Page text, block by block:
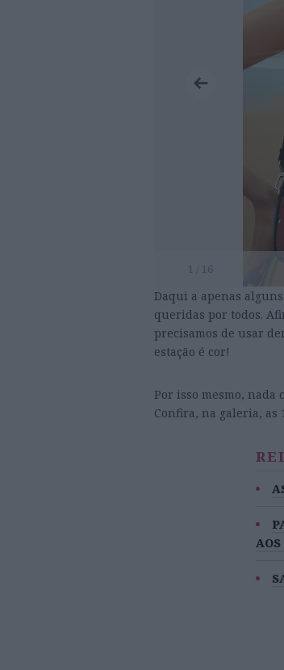
1 / 16
Daqui a apenas
queridas por todos.
precisamos de usar
estação é cor!
Por isso mesmo, nada
Confira, na galeria, as
AOS